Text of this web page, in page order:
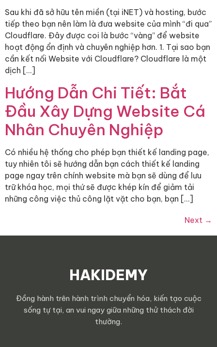
Sau khi đã sở hữu tên miền (tại iNET) và hosting, bước
tiếp theo bạn nên làm là đưa website của mình “đi qua”
Cloudflare. Đây được coi là bước “vàng” để website
hoạt động ổn định và chuyên nghiệp hơn. 1. Tại sao bạn
cần kết nối Website với Cloudflare? Cloudflare là một
dịch […]
Hướng Dẫn Chi Tiết: Bắt
Đầu Xây Dựng Website Cá
Nhân Chuyên Nghiệp
Có nhiều hệ thống cho phép bạn thiết kế landing page,
tuy nhiên tôi sẽ hướng dẫn bạn cách thiết kế landing
page ngay trên chính website mà bạn sẽ dùng để lưu
trữ khóa học, mọi thứ sẽ được khép kín để giảm tải
những công việc thủ công lặt vặt cho bạn, bạn […]
Next →
HAKIDEMY
Đồng hành trên hành trình chuyển hóa, kiến tạo cuộc
sống tự tại, an vui ngay giữa những thử thách đời
thường.